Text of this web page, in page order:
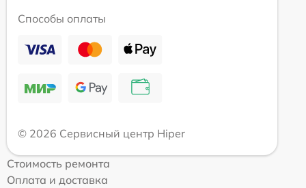
Способы оплаты
© 2026 Сервисный центр Hiper
Стоимость ремонта
Оплата и доставка